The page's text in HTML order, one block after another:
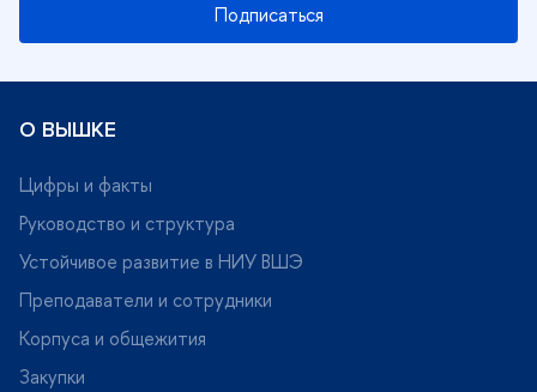
Подписаться
О ВЫШКЕ
Цифры и факты
Руководство и структура
Устойчивое развитие в НИУ ВШЭ
Преподаватели и сотрудники
Корпуса и общежития
Закупки